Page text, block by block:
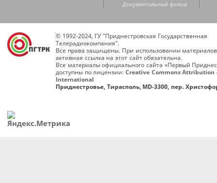
Документальный фильм
© 1992-2024, ГУ "Приднестровская Государственная
Телерадиокомпания".
Все права защищены. При использовании
активная ссылка на этот сайт обязательна.
Все материалы официального сайта «Первый
доступны по лицензии: Creative Commons Attribution
International
Приднестровье, Тирасполь, MD-3300, пер.